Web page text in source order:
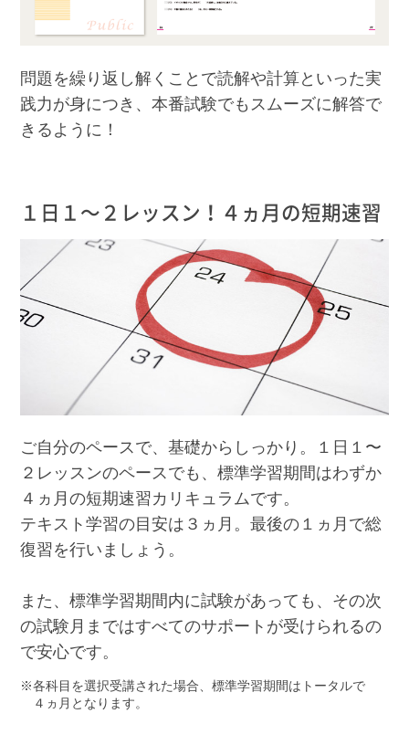
問題を繰り返し解くことで読解や計算といった実
践力が身につき、本番試験でもスムーズに解答で
きるように！
１日１〜２レッスン！４ヵ月の短期速習
ご自分のペースで、基礎からしっかり。１日１〜
２レッスンのペースでも、標準学習期間はわずか
４ヵ月の短期速習カリキュラムです。
テキスト学習の目安は３ヵ月。最後の１ヵ月で総
復習を行いましょう。
また、標準学習期間内に試験があっても、その次
の試験月まではすべてのサポートが受けられるの
で安心です。
各科目を選択受講された場合、標準学習期間はトータルで
４ヵ月となります。